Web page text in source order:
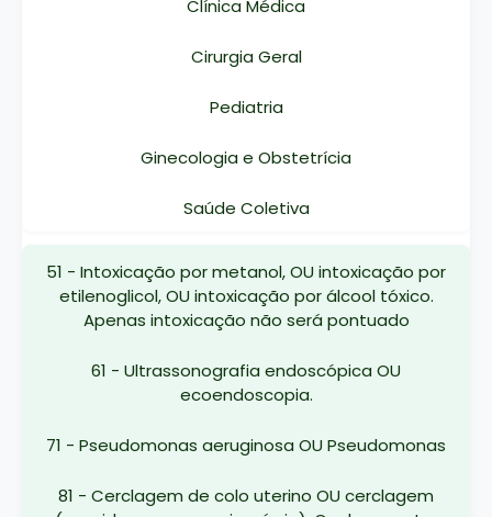
Clínica Médica
Cirurgia Geral
Pediatria
Ginecologia e Obstetrícia
Saúde Coletiva
51 - Intoxicação por metanol, OU intoxicação por
etilenoglicol, OU intoxicação por álcool tóxico.
Apenas intoxicação não será pontuado
61 - Ultrassonografia endoscópica OU
ecoendoscopia.
71 - Pseudomonas aeruginosa OU Pseudomonas
81 - Cerclagem de colo uterino OU cerclagem